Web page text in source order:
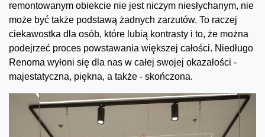
remontowanym obiekcie nie jest niczym niesłychanym, nie
może być także podstawą żadnych zarzutów. To raczej
ciekawostka dla osób, które lubią kontrasty i to, że można
podejrzeć proces powstawania większej całości. Niedługo
Renoma wyłoni się dla nas w całej swojej okazałości -
majestatyczna, piękna, a także - skończona.